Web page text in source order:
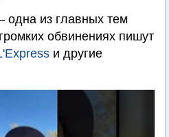
одна из главных тем
обвинениях пишут
и другие